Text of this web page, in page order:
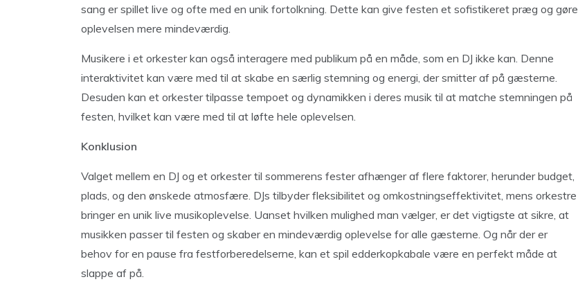
sang er spillet live og ofte med en unik fortolkning. Dette kan give festen et sofistikeret præg og gøre
oplevelsen mere mindeværdig.
Musikere i et orkester kan også interagere med publikum på en måde, som en DJ ikke kan. Denne
interaktivitet kan være med til at skabe en særlig stemning og energi, der smitter af på gæsterne.
Desuden kan et orkester tilpasse tempoet og dynamikken i deres musik til at matche stemningen på
festen, hvilket kan være med til at løfte hele oplevelsen.
Konklusion
Valget mellem en DJ og et orkester til sommerens fester afhænger af flere faktorer, herunder budget,
plads, og den ønskede atmosfære. DJs tilbyder fleksibilitet og omkostningseffektivitet, mens orkestre
bringer en unik live musikoplevelse. Uanset hvilken mulighed man vælger, er det vigtigste at sikre, at
musikken passer til festen og skaber en mindeværdig oplevelse for alle gæsterne. Og når der er
behov for en pause fra festforberedelserne, kan et spil edderkopkabale være en perfekt måde at
slappe af på.